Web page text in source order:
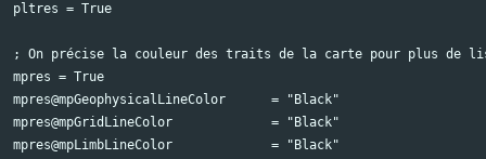
pltres = True
; On précise la couleur des traits de la carte pour plus de
mpres = True
mpres@mpGeophysicalLineColor      = "Black"
mpres@mpGridLineColor             = "Black"
mpres@mpLimbLineColor             = "Black"